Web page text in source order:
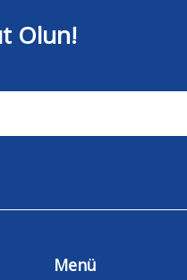
Olun!
Menü